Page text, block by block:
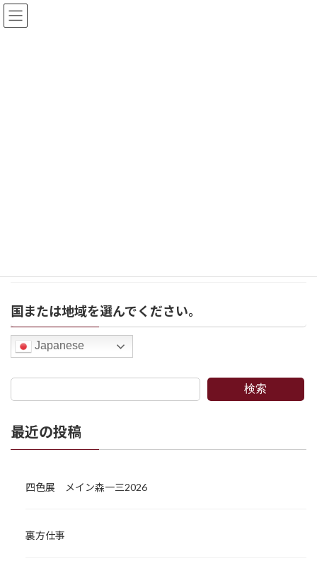
コ
ン
ナ
ビ
国または地域を選んでください。
Japanese
検索
最近の投稿
四色展 メイン森一三2026
裏方仕事